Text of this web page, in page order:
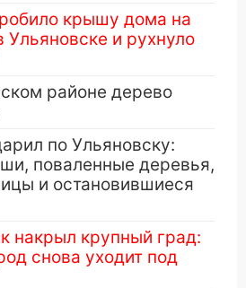
крышу дома на
Ульяновске и рухнуло
районе дерево
по Ульяновску:
поваленные деревья,
и остановившиеся
накрыл крупный град:
снова уходит под